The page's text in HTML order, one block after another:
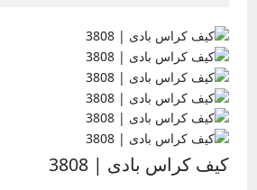
کیف کراس بادی | 3808